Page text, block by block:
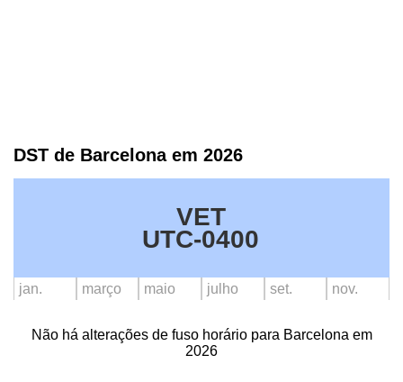
DST de Barcelona em 2026
VET
UTC-0400
jan. março maio julho set. nov.
Não há alterações de fuso horário para Barcelona em
2026